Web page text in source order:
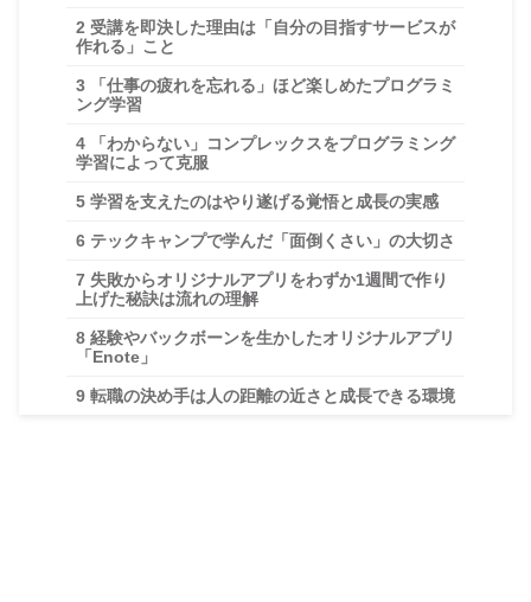
2 受講を即決した理由は「自分の目指すサービスが
作れる」こと
3 「仕事の疲れを忘れる」ほど楽しめたプログラミ
ング学習
4 「わからない」コンプレックスをプログラミング
学習によって克服
5 学習を支えたのはやり遂げる覚悟と成長の実感
6 テックキャンプで学んだ「面倒くさい」の大切さ
7 失敗からオリジナルアプリをわずか1週間で作り
上げた秘訣は流れの理解
8 経験やバックボーンを生かしたオリジナルアプリ
「Enote」
9 転職の決め手は人の距離の近さと成長できる環境